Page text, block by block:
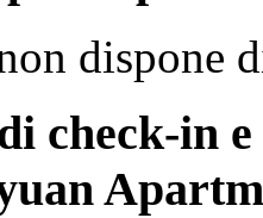
dispone
check-in